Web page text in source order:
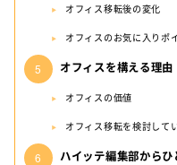
オフィス移転後の変化
オフィスのお気に入りポ
オフィスを構える理由
オフィスの価値
オフィス移転を検討して
ハイッテ編集部からひ